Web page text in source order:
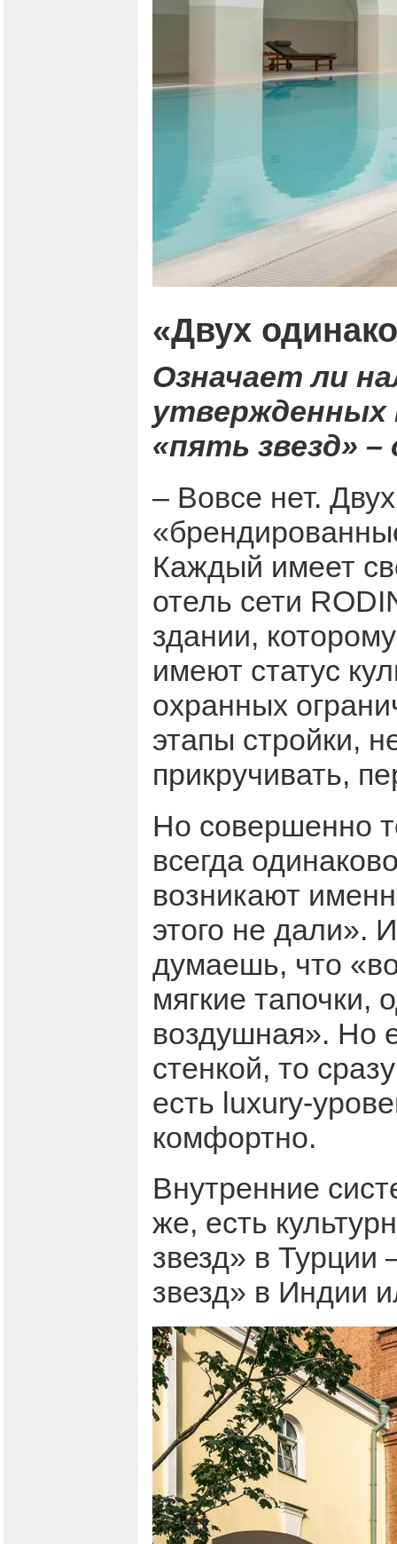
«Двух
Означает ли
утвержденных
«пять звезд»
– Вовсе нет.
Каждый имеет
отель сети
здании,
имеют статус
охранных
этапы стройки,
прикручивать,
Но совершенно
всегда
возникают
этого не дали».
думаешь, что
мягкие тапочки,
воздушная». Но
стенкой, то
есть luxury-
комфортно.
Внутренние
же, есть
звезд» в Турции
звезд» в Индии